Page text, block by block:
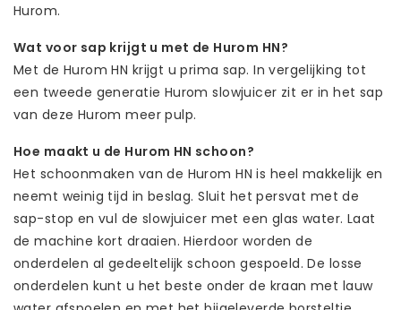
Hurom.
Wat voor sap krijgt u met de Hurom HN?
Met de Hurom HN krijgt u prima sap. In vergelijking tot
een tweede generatie Hurom slowjuicer zit er in het sap
van deze Hurom meer pulp.
Hoe maakt u de Hurom HN schoon?
Het schoonmaken van de Hurom HN is heel makkelijk en
neemt weinig tijd in beslag. Sluit het persvat met de
sap-stop en vul de slowjuicer met een glas water. Laat
de machine kort draaien. Hierdoor worden de
onderdelen al gedeeltelijk schoon gespoeld. De losse
onderdelen kunt u het beste onder de kraan met lauw